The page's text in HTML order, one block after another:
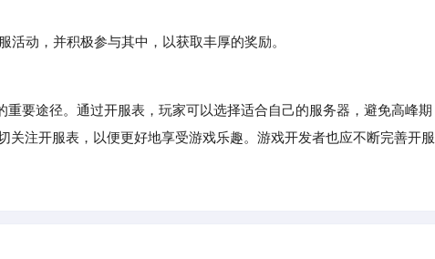
动，并积极参与其中，以获取丰厚的奖励。
要途径。通过开服表，玩家可以选择适合自己的服务器，避免高峰期
关注开服表，以便更好地享受游戏乐趣。游戏开发者也应不断完善开服